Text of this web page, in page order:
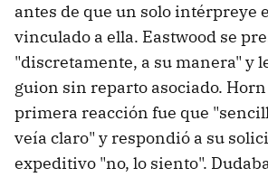
antes de que un solo intérpreye
vinculado a ella. Eastwood se
"discretamente, a su manera" y
guion sin reparto asociado.
primera reacción fue que
veía claro" y respondió a su
expeditivo "no, lo siento".